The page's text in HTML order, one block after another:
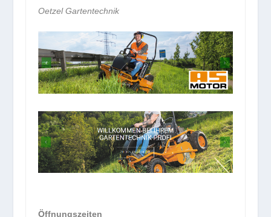
Oetzel Gartentechnik
Öffnungszeiten